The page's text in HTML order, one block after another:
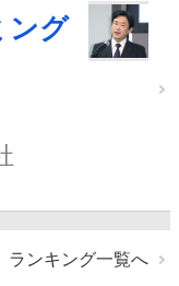
ング
ランキング一覧へ